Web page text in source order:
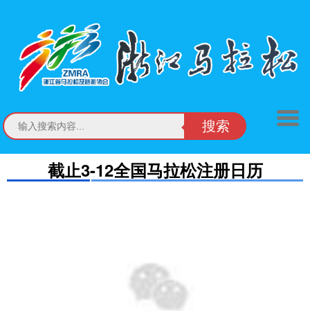
搜索
截止3-12全国马拉松注册日历